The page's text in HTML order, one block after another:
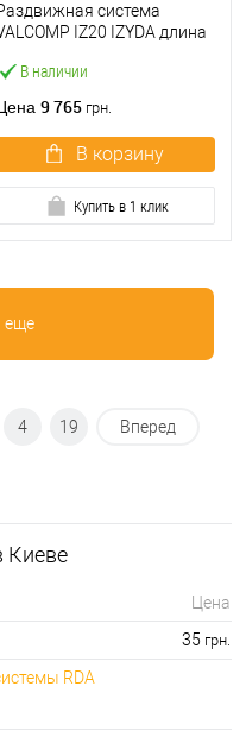
В наличии
система
IZ20 IZYDA длина
9 765 грн.
В корзину
Купить в 1 клик
еще
4 19 Вперед
Киеве
Цена
35 грн.
RDA